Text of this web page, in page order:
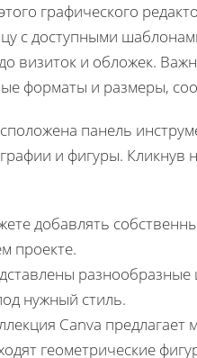
графического
с доступными
визиток и обложек.
форматы и размеры,
панель
и фигуры.
добавлять
проекте.
нужный стиль.
Canva
геометрические